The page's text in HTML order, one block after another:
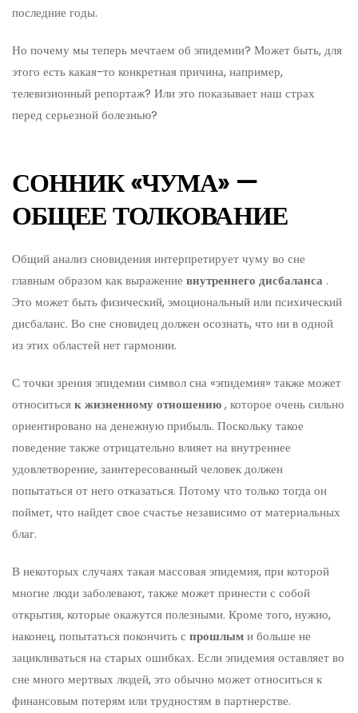
последние годы.
Но почему мы теперь мечтаем об эпидемии? Может быть, для
этого есть какая-то конкретная причина, например,
телевизионный репортаж? Или это показывает наш страх
перед серьезной болезнью?
СОННИК «ЧУМА» —
ОБЩЕЕ ТОЛКОВАНИЕ
Общий анализ сновидения интерпретирует чуму во сне
главным образом как выражение внутреннего дисбаланса .
Это может быть физический, эмоциональный или психический
дисбаланс. Во сне сновидец должен осознать, что ни в одной
из этих областей нет гармонии.
С точки зрения эпидемии символ сна «эпидемия» также может
относитьсяк жизненному отношению, которое очень сильно
ориентировано на денежную прибыль. Поскольку такое
поведение также отрицательно влияет на внутреннее
удовлетворение, заинтересованный человек должен
попытаться от него отказаться. Потому что только тогда он
поймет, что найдет свое счастье независимо от материальных
благ.
В некоторых случаях такая массовая эпидемия, при которой
многие люди заболевают, также может принести с собой
открытия, которые окажутся полезными. Кроме того, нужно,
наконец, попытаться покончить с прошлыми больше не
зацикливаться на старых ошибках. Если эпидемия оставляет во
сне много мертвых людей, это обычно может относиться к
финансовым потерям или трудностям в партнерстве.